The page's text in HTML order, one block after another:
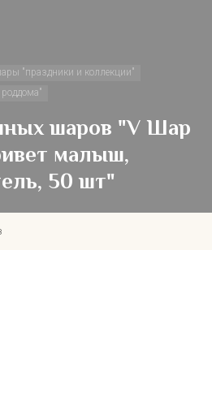
"праздники и коллекции"
шаров "V Шар
малыш,
50 шт"